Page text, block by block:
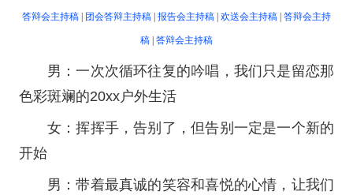
答辩会主持稿 团会答辩主持稿 报告会主持稿 欢送会主持稿 答辩会主持
稿 答辩会主持稿
男：一次次循环往复的吟唱，我们只是留恋那
色彩斑斓的20xx户外生活
女：挥挥手，告别了，但告别一定是一个新的
开始
男：带着最真诚的笑容和喜悦的心情，让我们